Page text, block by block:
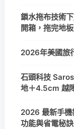
鎖水拖布技術
開箱，拖完地
2026年美國旅
石頭科技
地＋4.5cm 越
2026 最新手
功能與省電秘訣